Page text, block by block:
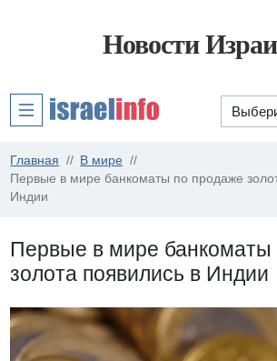
Новости
Главная
В мире
Первые в мире банкоматы по продаже
Индии
Первые в мире банкоматы
золота появились в Индии